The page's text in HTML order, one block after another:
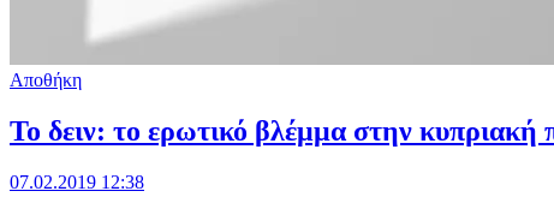
Αποθήκη
Το δειν: το ερωτικό βλέμμα στην κυπριακή
07.02.2019 12:38